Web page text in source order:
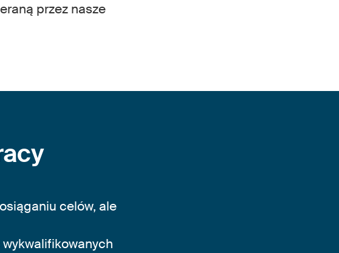
przez nasze
celów, ale